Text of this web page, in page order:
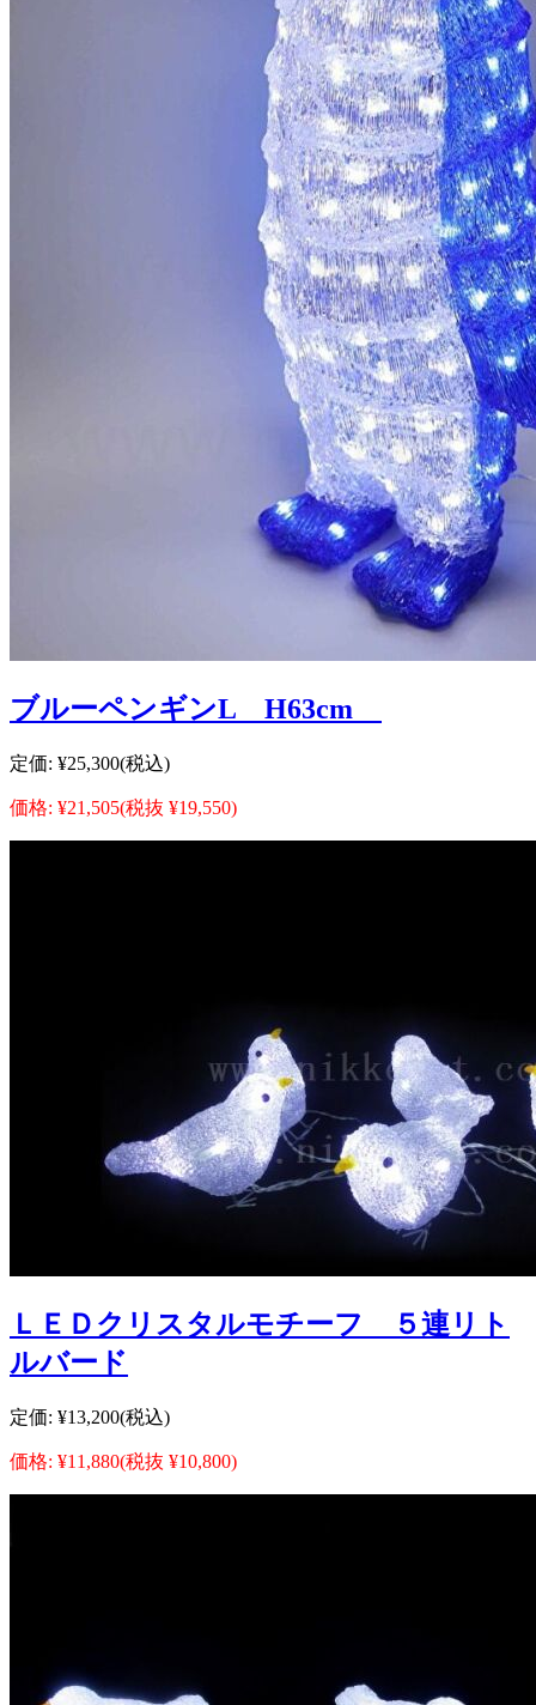
ブルーペンギンL H63cm
定価: ¥25,300(税込)
価格: ¥21,505(税抜 ¥19,550)
ＬＥＤクリスタルモチーフ ５連リト
ルバード
定価: ¥13,200(税込)
価格: ¥11,880(税抜 ¥10,800)